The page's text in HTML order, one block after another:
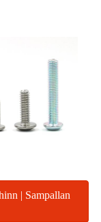
| Sampallan